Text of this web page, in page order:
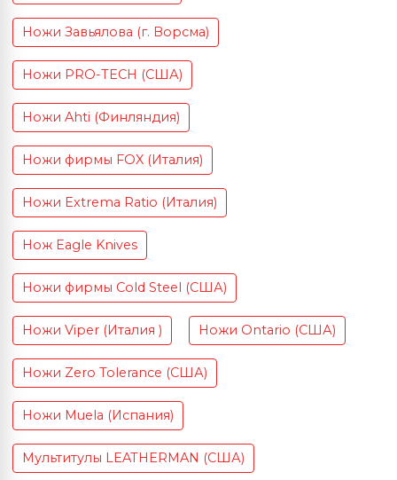
Ножи Завьялова (г. Ворсма)
Ножи PRO-TECH (США)
Ножи Ahti (Финляндия)
Ножи фирмы FOX (Италия)
Ножи Extrema Ratio (Италия)
Нож Eagle Knives
Ножи фирмы Cold Steel (США)
Ножи Viper (Италия ) Ножи Ontario (США)
Ножи Zero Tolerance (США)
Ножи Muela (Испания)
Мультитулы LEATHERMAN (США)